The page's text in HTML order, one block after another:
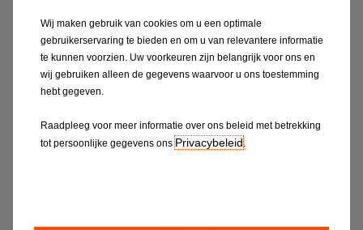
Ontdek alles
Wij maken gebruik van cookies om u een optimale
gebruikerservaring te bieden en om u van relevantere informatie
te kunnen voorzien. Uw voorkeuren zijn belangrijk voor ons en
wij gebruiken alleen de gegevens waarvoor u ons toestemming
hebt gegeven.
Raadpleeg voor meer informatie over ons beleid met betrekking
tot persoonlijke gegevens onsPrivacybeleid.